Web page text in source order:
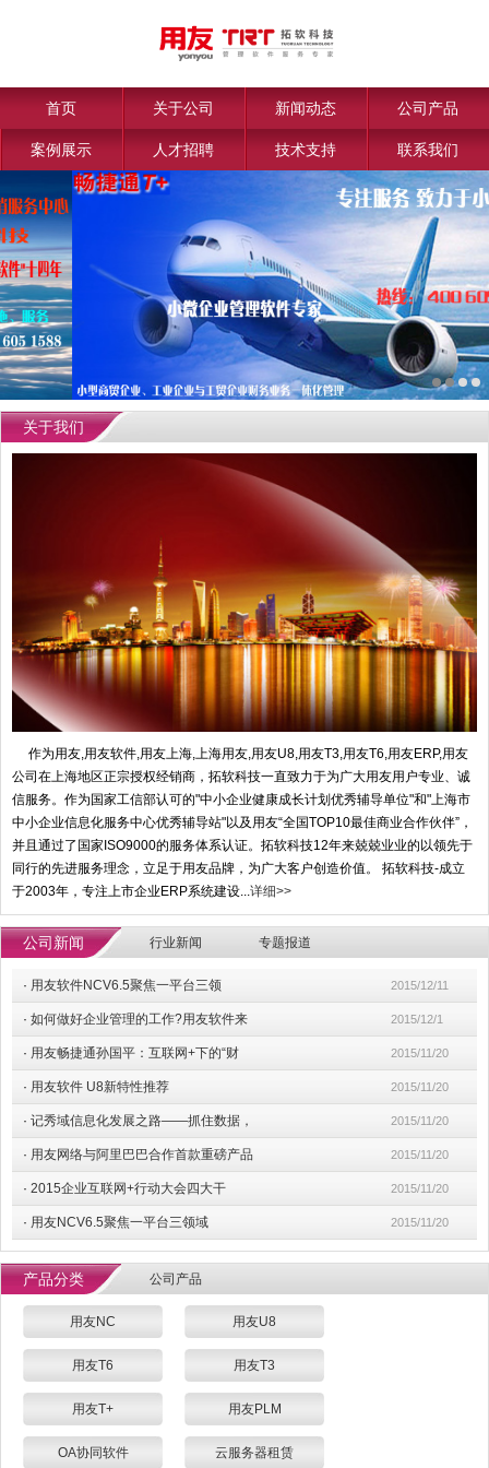
首页 关于公司 新闻动态 公司产品
案例展示 人才招聘 技术支持 联系我们
关于我们
作为用友,用友软件,用友上海,上海用友,用友U8,用友T3,用友T6,用友ERP,用友
公司在上海地区正宗授权经销商，拓软科技一直致力于为广大用友用户专业、诚
信服务。作为国家工信部认可的"中小企业健康成长计划优秀辅导单位"和"上海市
中小企业信息化服务中心优秀辅导站"以及用友“全国TOP10最佳商业合作伙伴”，
并且通过了国家ISO9000的服务体系认证。拓软科技12年来兢兢业业的以领先于
同行的先进服务理念，立足于用友品牌，为广大客户创造价值。 拓软科技-成立
于2003年，专注上市企业ERP系统建设...详细>>
公司新闻 行业新闻 专题报道
· 用友软件NCV6.5聚焦一平台三领 2015/12/11
· 如何做好企业管理的工作?用友软件来 2015/12/1
· 用友畅捷通孙国平：互联网+下的“财 2015/11/20
· 用友软件 U8新特性推荐 2015/11/20
· 记秀域信息化发展之路——抓住数据， 2015/11/20
· 用友网络与阿里巴巴合作首款重磅产品 2015/11/20
· 2015企业互联网+行动大会四大干 2015/11/20
· 用友NCV6.5聚焦一平台三领域 2015/11/20
产品分类 公司产品
用友NC 用友U8
用友T6 用友T3
用友T+ 用友PLM
OA协同软件 云服务器租赁